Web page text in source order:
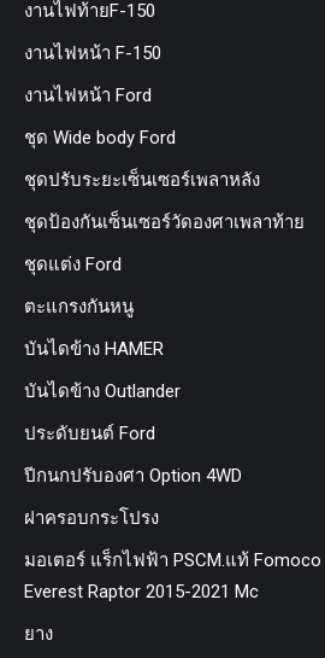
งานไฟท้ายF-150
งานไฟหน้า F-150
งานไฟหน้า Ford
ชุด Wide body Ford
ชุดปรับระยะเซ็นเซอร์เพลาหลัง
ชุดป้องกันเซ็นเซอร์วัดองศาเพลาท้าย
ชุดแต่ง Ford
ตะแกรงกันหนู
บันไดข้าง HAMER
บันไดข้าง Outlander
ประดับยนต์ Ford
ปีกนกปรับองศา Option 4WD
ฝาครอบกระโปรง
มอเตอร์ แร็กไฟฟ้า PSCM.แท้ Fomoco
Everest Raptor 2015-2021 Mc
ยาง